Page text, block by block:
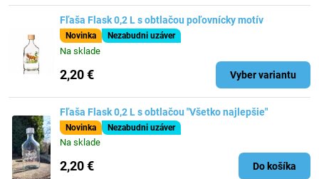
Fľaša Flask 0,2 L s obtlačou poľovnícky motív
Novinka Nezabudni uzáver
Na sklade
2,20 € Vyber variantu
Fľaša Flask 0,2 L s obtlačou "Všetko najlepšie"
Novinka Nezabudni uzáver
Na sklade
2,20 € Do košíka